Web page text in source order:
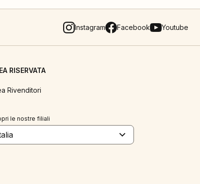
Instagram Facebook Youtube
RISERVATA
Rivenditori
le nostre filiali